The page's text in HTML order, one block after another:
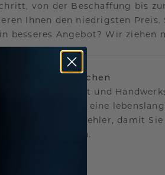
von der Beschaffung bis
Ihnen den niedrigsten Preis.
besseres Angebot? Wir ziehen
Versprechen
hinter der Qualität und
bieten wir eine
Herstellungsfehler, damit
machen müssen.